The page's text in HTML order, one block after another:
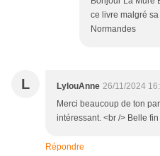
ce livre malgré
Normandes
L LylouAnne 26/11/2024
Merci beaucoup de ton
intéressant. <br /> Belle
Répondre